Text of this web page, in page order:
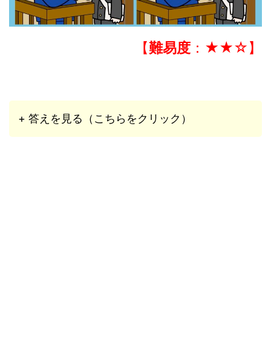
【難易度 ：★★☆】
+ 答えを見る（こちらをクリック）